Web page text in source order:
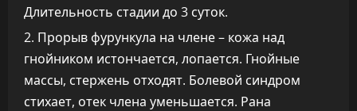
Длительность стадии до 3 суток.
Прорыв фурункула на члене – кожа над
гнойником истончается, лопается. Гнойные
массы, стержень отходят. Болевой синдром
стихает, отек члена уменьшается. Рана